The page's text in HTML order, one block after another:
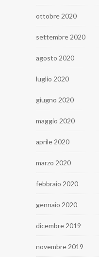
ottobre 2020
settembre 2020
agosto 2020
luglio 2020
giugno 2020
maggio 2020
aprile 2020
marzo 2020
febbraio 2020
gennaio 2020
dicembre 2019
novembre 2019